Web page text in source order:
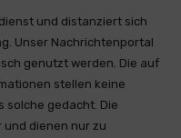
und distanziert sich
Unser Nachrichtenportal
genutzt werden. Die auf
stellen keine
solche gedacht. Die
dienen nur zu